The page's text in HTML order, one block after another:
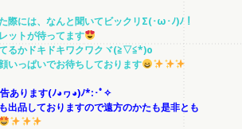
際には、なんと聞いてビックリΣ(･ω･ﾉ)ﾉ！
ットが待ってます
るかドキドキワクワクヾ(≧▽≦*)o
いっぱいでお待ちしております
あります(ﾉ◕ヮ◕)ﾉ*:･ﾟ✧
出品しておりますので遠方のかたも是非とも